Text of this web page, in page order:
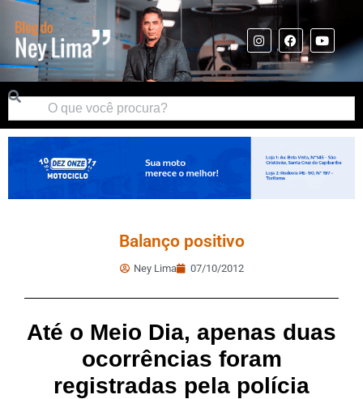
Balanço positivo
Ney Lima 07/10/2012
Até o Meio Dia, apenas duas
ocorrências foram
registradas pela polícia